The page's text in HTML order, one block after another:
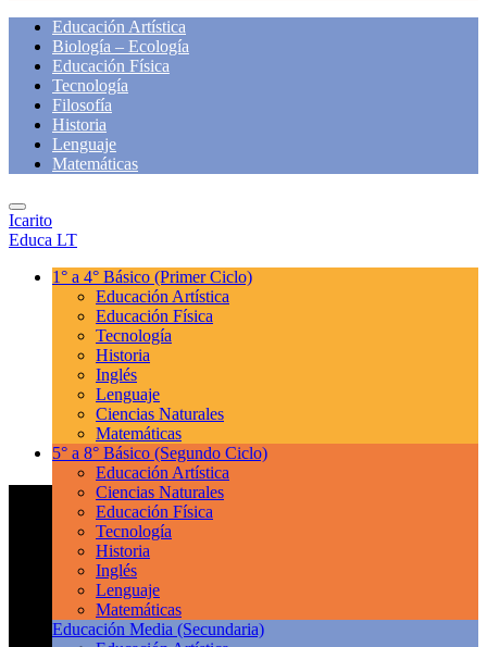
Educación Artística
Biología – Ecología
Educación Física
Tecnología
Filosofía
Historia
Lenguaje
Matemáticas
Icarito
Educa LT
1° a 4° Básico (Primer Ciclo)
Educación Artística
Educación Física
Tecnología
Historia
Inglés
Lenguaje
Ciencias Naturales
Matemáticas
5° a 8° Básico (Segundo Ciclo)
Educación Artística
Ciencias Naturales
Educación Física
Tecnología
Historia
Inglés
Lenguaje
Matemáticas
Educación Media (Secundaria)